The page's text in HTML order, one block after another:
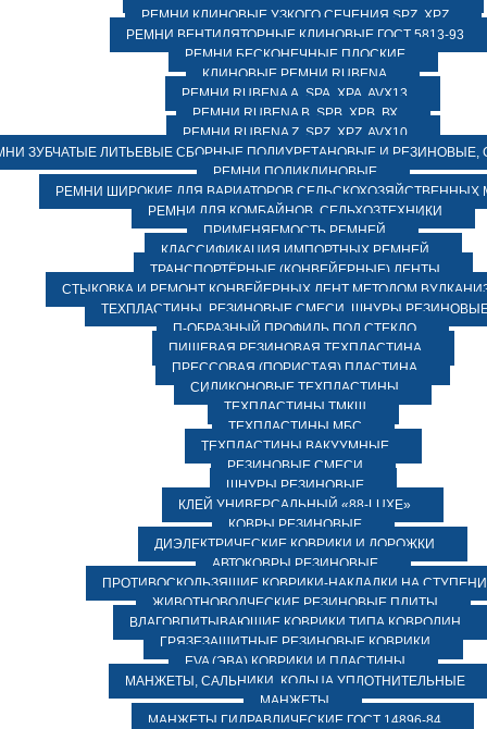
РЕМНИ КЛИНОВЫЕ УЗКОГО СЕЧЕНИЯ SPZ, XPZ
РЕМНИ ВЕНТИЛЯТОРНЫЕ КЛИНОВЫЕ ГОСТ 5813-93
РЕМНИ БЕСКОНЕЧНЫЕ ПЛОСКИЕ
КЛИНОВЫЕ РЕМНИ RUBENA
РЕМНИ RUBENA А, SPA, XPA, AVX13
РЕМНИ RUBENA В, SPВ, ХPВ, ВХ
РЕМНИ RUBENA Z, SPZ, XPZ, AVX10
ЗУБЧАТЫЕ ЛИТЬЕВЫЕ СБОРНЫЕ ПОЛИУРЕТАНОВЫЕ И РЕЗИНОВЫЕ,
РЕМНИ ПОЛИКЛИНОВЫЕ
РЕМНИ ШИРОКИЕ ДЛЯ ВАРИАТОРОВ СЕЛЬСКОХОЗЯЙСТВЕННЫХ
РЕМНИ ДЛЯ КОМБАЙНОВ, СЕЛЬХОЗТЕХНИКИ
ПРИМЕНЯЕМОСТЬ РЕМНЕЙ
КЛАССИФИКАЦИЯ ИМПОРТНЫХ РЕМНЕЙ
ТРАНСПОРТЁРНЫЕ (КОНВЕЙЕРНЫЕ) ЛЕНТЫ
СТЫКОВКА И РЕМОНТ КОНВЕЙЕРНЫХ ЛЕНТ МЕТОДОМ
ТЕХПЛАСТИНЫ, РЕЗИНОВЫЕ СМЕСИ, ШНУРЫ
П-ОБРАЗНЫЙ ПРОФИЛЬ ПОД СТЕКЛО
ПИЩЕВАЯ РЕЗИНОВАЯ ТЕХПЛАСТИНА
ПРЕССОВАЯ (ПОРИСТАЯ) ПЛАСТИНА
СИЛИКОНОВЫЕ ТЕХПЛАСТИНЫ
ТЕХПЛАСТИНЫ ТМКЩ
ТЕХПЛАСТИНЫ МБС
ТЕХПЛАСТИНЫ ВАКУУМНЫЕ
РЕЗИНОВЫЕ СМЕСИ
ШНУРЫ РЕЗИНОВЫЕ
КЛЕЙ УНИВЕРСАЛЬНЫЙ «88-LUXE»
КОВРЫ РЕЗИНОВЫЕ
ДИЭЛЕКТРИЧЕСКИЕ КОВРИКИ И ДОРОЖКИ
АВТОКОВРЫ РЕЗИНОВЫЕ
ПРОТИВОСКОЛЬЗЯЩИЕ КОВРИКИ-НАКЛАДКИ НА СТУПЕНИ
ЖИВОТНОВОДЧЕСКИЕ РЕЗИНОВЫЕ ПЛИТЫ
ВЛАГОВПИТЫВАЮЩИЕ КОВРИКИ ТИПА КОВРОЛИН
ГРЯЗЕЗАЩИТНЫЕ РЕЗИНОВЫЕ КОВРИКИ
EVA (ЭВА) КОВРИКИ И ПЛАСТИНЫ
МАНЖЕТЫ, САЛЬНИКИ, КОЛЬЦА УПЛОТНИТЕЛЬНЫЕ
МАНЖЕТЫ
МАНЖЕТЫ ГИДРАВЛИЧЕСКИЕ ГОСТ 14896-84